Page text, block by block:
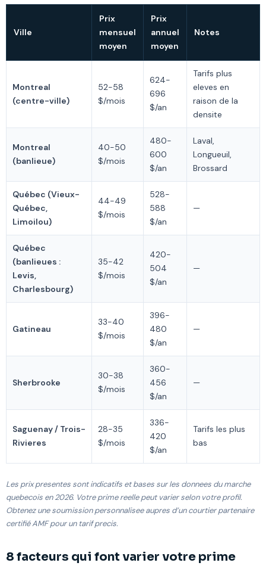
Ville
Prix
mensuel
moyen
Prix
annuel
moyen
Notes
Montreal
(centre-ville)
52-58
$/mois
624-
696
$/an
Tarifs plus
eleves en
raison de la
densite
Montreal
(banlieue)
40-50
$/mois
480-
600
$/an
Laval,
Longueuil,
Brossard
Québec (Vieux-
Québec,
Limoilou)
44-49
$/mois
528-
588
$/an
—
Québec
(banlieues :
Levis,
Charlesbourg)
35-42
$/mois
420-
504
$/an
—
Gatineau
33-40
$/mois
396-
480
$/an
—
Sherbrooke
30-38
$/mois
360-
456
$/an
—
Saguenay / Trois-
Rivieres
28-35
$/mois
336-
420
$/an
Tarifs les plus
bas
Les prix presentes sont indicatifs et bases sur les donnees du marche
quebecois en 2026. Votre prime reelle peut varier selon votre profil.
Obtenez une soumission personnalisee aupres d’un courtier partenaire
certifié AMF pour un tarif precis.
8 facteurs qui font varier votre prime